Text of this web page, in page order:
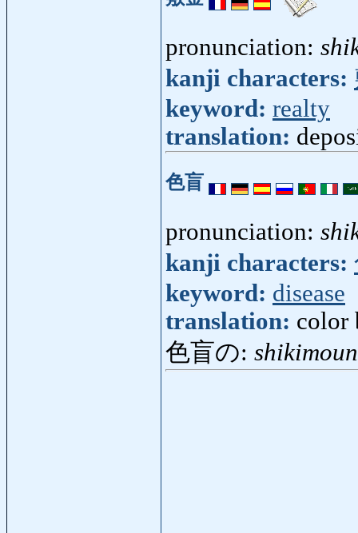
pronunciation:
kanji characters:
keyword: realty
translation:
色盲
pronunciation:
kanji characters:
keyword: disease
translation: color
色盲の: